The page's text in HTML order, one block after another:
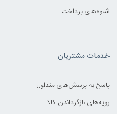
شیوه‌های پرداخت
خدمات مشتریان
پاسخ به پرسش‌های متداول
رویه‌های بازگرداندن کالا